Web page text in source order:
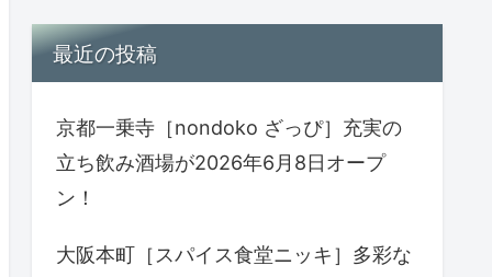
最近の投稿
京都一乗寺［nondoko ざっぴ］充実の
立ち飲み酒場が2026年6月8日オープ
ン！
大阪本町［スパイス食堂ニッキ］多彩な